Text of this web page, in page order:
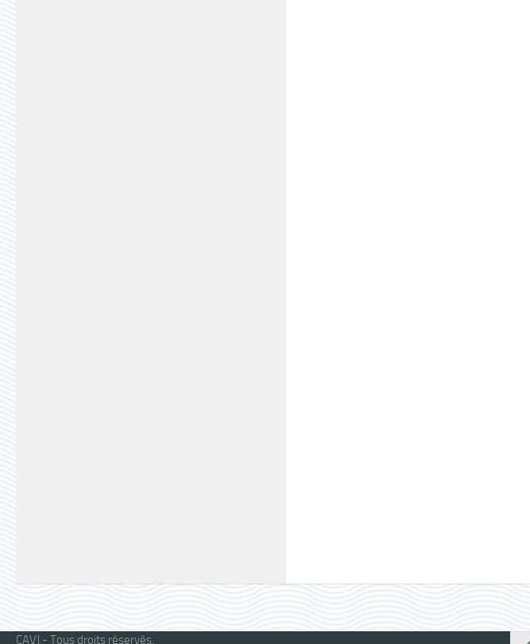
CAVJ - Tous droits réservés.